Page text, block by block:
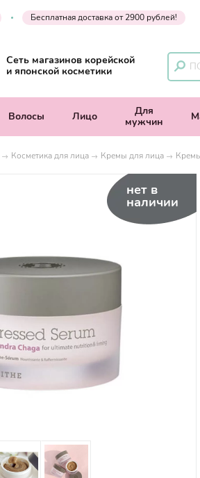
Бесплатная доставка от 2900 рублей!
Сеть магазинов корейской
и японской косметики
Волосы Лицо
Для
мужчин
Косметика для лица Кремы для лица
нет в
наличии